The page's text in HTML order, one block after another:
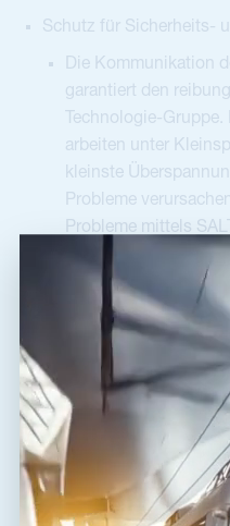
Schutz für Sicherheits-
Die Kommunikation
garantiert den
Technologie-
arbeiten unter
kleinste
Probleme
Probleme mittels
deutlich die
Anlagen.
Auswahlmöglichkeit für
Schutz des
Überspannung
Schutz des
Überspannung
Schutz der